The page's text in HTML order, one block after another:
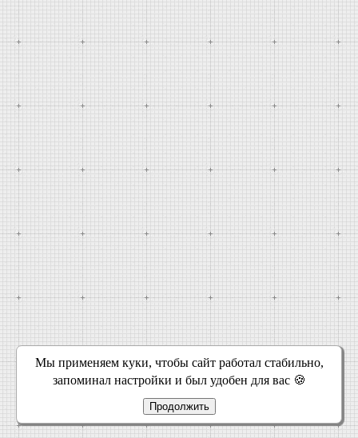
Мы применяем куки, чтобы сайт работал стабильно,
запоминал настройки и был удобен для вас 🍪
Продолжить